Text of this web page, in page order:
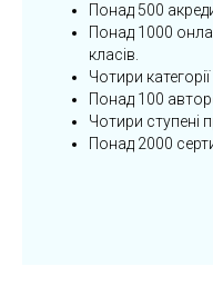
Понад 500
Понад 1000
класів.
Чотири
Понад 100
Чотири ступені
Понад 2000